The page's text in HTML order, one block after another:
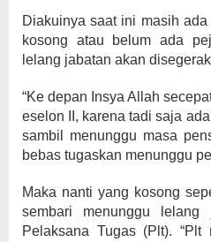
Diakuinya saat ini masih
kosong atau belum ada
lelang jabatan akan
“Ke depan Insya Allah
eselon II, karena tadi saja
sambil menunggu masa
bebas tugaskan menunggu
Maka nanti yang kosong
sembari menunggu
Pelaksana Tugas (Plt).